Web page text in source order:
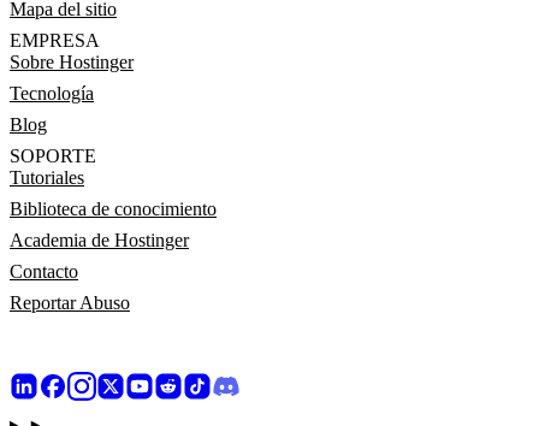
Mapa del sitio
EMPRESA
Sobre Hostinger
Tecnología
Blog
SOPORTE
Tutoriales
Biblioteca de conocimiento
Academia de Hostinger
Contacto
Reportar Abuso